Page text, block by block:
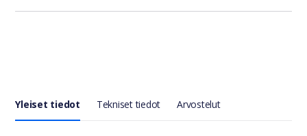
Yleiset tiedot Tekniset tiedot Arvostelut